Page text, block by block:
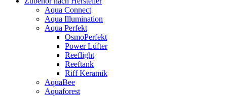
Aqua Connect
Aqua Illumination
Aqua Perfekt
OsmoPerfekt
Power Lüfter
Reeflight
Reeftank
Riff Keramik
AquaBee
Aquaforest